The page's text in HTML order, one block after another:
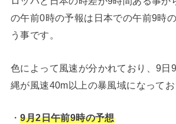
の午前0時の予報は日本での午前9時
う事です。
色によって風速が分かれており、9日
縄が風速40m以上の暴風域になってお
・9月2日午前9時の予想